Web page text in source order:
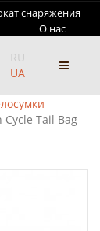
снаряжения
О нас
RU
UA
Cycle Tail Bag